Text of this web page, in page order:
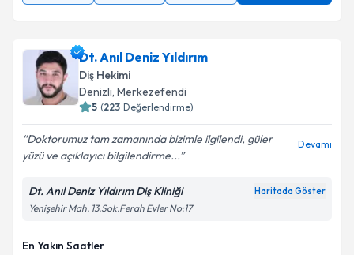
Dt. Anıl Deniz Yıldırım
Diş Hekimi
Denizli, Merkezefendi
5 (223 Değerlendirme)
Doktorumuz tam zamanında bizimle ilgilendi, güler
yüzü ve açıklayıcı bilgilendirme...
Devamı
Dt. Anıl Deniz Yıldırım Diş Kliniği Haritada Göster
Yenişehir Mah. 13.Sok.Ferah Evler No:17
En Yakın Saatler